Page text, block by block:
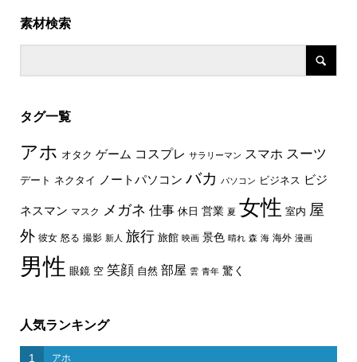
素材検索
タグ一覧
アホ オタク ゲーム コスプレ サラリーマン スマホ スーツ
デート ネクタイ ノートパソコン バカ パソコン ビジネス ビジ
ネスマン マスク メガネ 仕事 休日 営業 夏 女性 室内 屋
外 彼女 怒る 撮影 新人 旅行 旅館 映画 景色 晴れ 森 海 海外 漫画
男性 眼鏡 空 笑顔 自然 部屋 雲 青年 驚く
人気ランキング
1 アホ